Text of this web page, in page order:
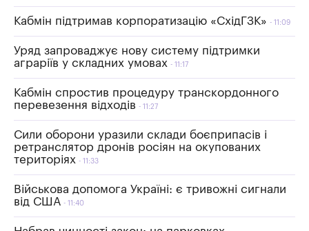
Кабмін підтримав корпоратизацію «СхідГЗК» 11:09
Уряд запроваджує нову систему підтримки
аграріїв у складних умовах
11:17
Кабмін спростив процедуру транскордонного
перевезення відходів
11:27
Сили оборони уразили склади боєприпасів і
ретранслятор дронів росіян на окупованих
територіях
11:33
Військова допомога Україні: є тривожні сигнали
від США
11:40